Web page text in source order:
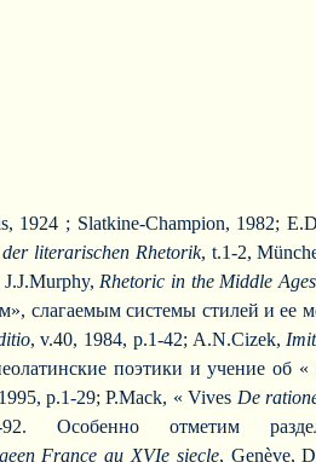
1924 ; Slatkine-Champion, 1982;
literarischen Rhetorik, t.1-2,
Rhetoric in the Middle
слагаемым системы стилей и
, v.40, 1984, p.1-42; A.N.Cizek,
поэтики и учение об
p.1-29; P.Mack, « Vives De
отметим
en Franceau XVIe siecle, Genève,